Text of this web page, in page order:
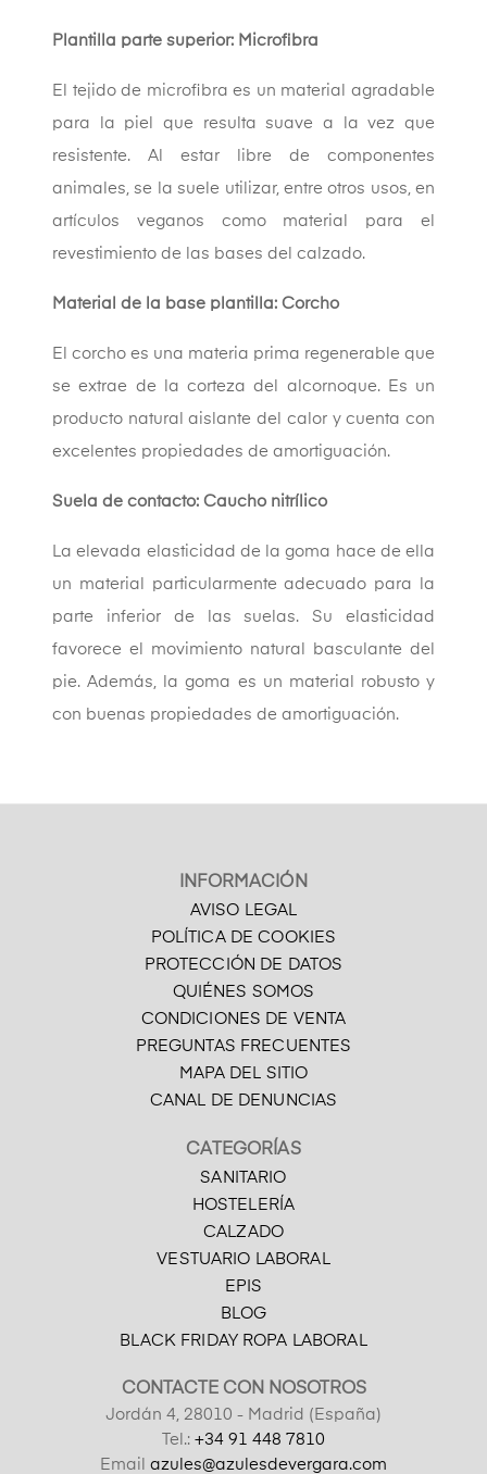
Plantilla parte superior: Microfibra
El tejido de microfibra es un material agradable
para la piel que resulta suave a la vez que
resistente. Al estar libre de componentes
animales, se la suele utilizar, entre otros usos, en
artículos veganos como material para el
revestimiento de las bases del calzado.
Material de la base plantilla: Corcho
El corcho es una materia prima regenerable que
se extrae de la corteza del alcornoque. Es un
producto natural aislante del calor y cuenta con
excelentes propiedades de amortiguación.
Suela de contacto: Caucho nitrílico
La elevada elasticidad de la goma hace de ella
un material particularmente adecuado para la
parte inferior de las suelas. Su elasticidad
favorece el movimiento natural basculante del
pie. Además, la goma es un material robusto y
con buenas propiedades de amortiguación.
INFORMACIÓN
AVISO LEGAL
POLÍTICA DE COOKIES
PROTECCIÓN DE DATOS
QUIÉNES SOMOS
CONDICIONES DE VENTA
PREGUNTAS FRECUENTES
MAPA DEL SITIO
CANAL DE DENUNCIAS
CATEGORÍAS
SANITARIO
HOSTELERÍA
CALZADO
VESTUARIO LABORAL
EPIS
BLOG
BLACK FRIDAY ROPA LABORAL
CONTACTE CON NOSOTROS
Jordán 4, 28010 - Madrid (España)
Tel.: +34 91 448 7810
Email azules@azulesdevergara.com